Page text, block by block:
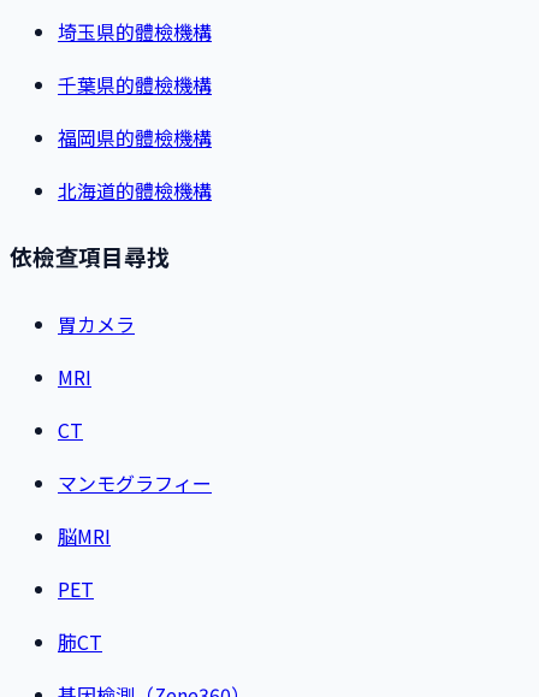
埼玉県的體檢機構
千葉県的體檢機構
福岡県的體檢機構
北海道的體檢機構
依檢查項目尋找
胃カメラ
MRI
CT
マンモグラフィー
脳MRI
PET
肺CT